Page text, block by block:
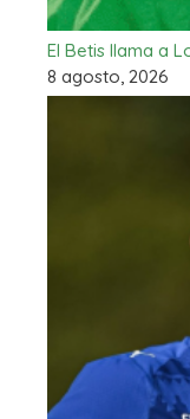
El Betis llama a
8 agosto, 2026